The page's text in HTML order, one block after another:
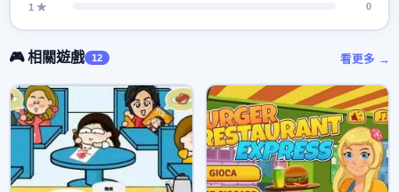
1 ★
0
🎮 相關遊戲 12 看更多 →